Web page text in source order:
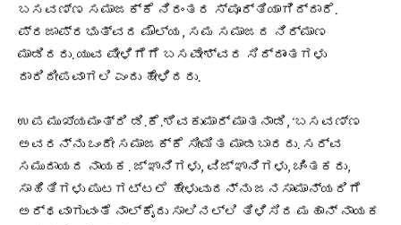
ಬಸವಣ್ಣ ಸಮಾಜಕ್ಕೆ ನಿರಂತರ ಸ್ಪೂರ್ತಿಯಾಗಿದ್ದಾರೆ.
ಪ್ರಜಾಪ್ರಭುತ್ವದ ಮೌಲ್ಯ, ಸಮ ಸಮಾಜದ ನಿರ್ಮಾಣ
ಮಾಡಿದರು. ಯುವ ಪೀಳಿಗೆಗೆ ಬಸವೇಶ್ವರ ಸಿದ್ದಾಂತಗಳು
ದಾರಿದೀಪವಾಗಲಿ ಎಂದು ಹೇಳಿದರು.
ಉಪ ಮುಖ್ಯಮಂತ್ರಿ ಡಿ.ಕೆ.ಶಿವಕುಮಾರ್ ಮಾತನಾಡಿ, ‘ಬಸವಣ್ಣ
ಅವರನ್ನು ಒಂದೇ ಸಮಾಜಕ್ಕೆ ಸೀಮಿತ ಮಾಡಬಾರದು. ಸರ್ವ
ಸಮುದಾಯದ ನಾಯಕ. ಜ್ಞಾನಿಗಳು, ವಿಜ್ಞಾನಿಗಳು, ಚಿಂತಕರು,
ಸಾಹಿತಿಗಳು ಪುಟಗಟ್ಟಲೆ ಹೇಳುವುದನ್ನು ಜನಸಾಮಾನ್ಯರಿಗೆ
ಅರ್ಥವಾಗುವಂತೆ ನಾಲ್ಕೈದು ಸಾಲಿನಲ್ಲಿ ತಿಳಿಸಿದ ಮಹಾನ್ ನಾಯಕ